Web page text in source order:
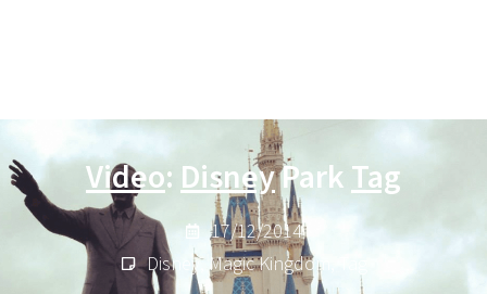
Video: DisneyPark Tag
17/12/2014
Disney, Magic Kingdom